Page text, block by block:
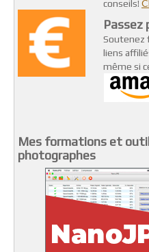
conseils!
Passez
Soutenez
liens
même si
Mes formations et
photographes